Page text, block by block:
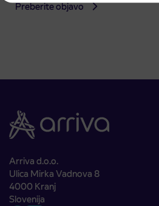
Preberite objavo
Arriva d.o.o.
Ulica Mirka Vadnova 8
4000 Kranj
Slovenija